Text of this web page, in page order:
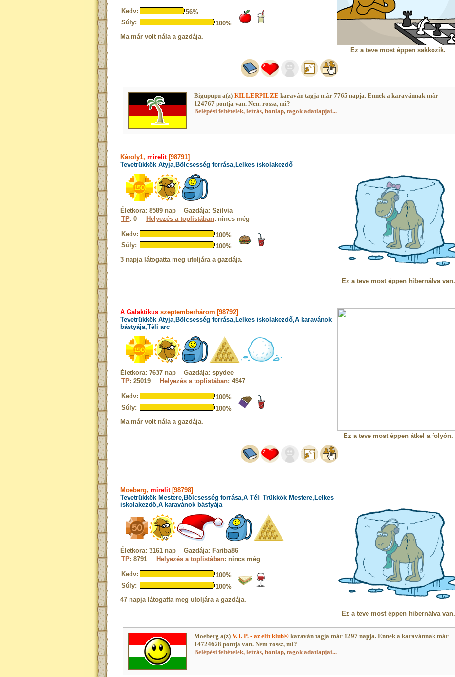
Kedv:
56%
Súly:
100%
Ma már volt nála a gazdája.
Ez a teve most éppen sakkozik.
Bigupupu a(z) KILLERPILZE karaván tagja már 7765 napja. Ennek a karavánnak már
124767 pontja van. Nem rossz, mi?
Belépési feltételek, leírás, honlap, tagok adatlapjai...
Károly1, mirelit[98791]
Tevetrükkök Atyja,Bölcsesség forrása,Lelkes iskolakezdő
Életkora: 8589 nap Gazdája: Szilvia
TP: 0 Helyezés a toplistában: nincs még
Kedv:
100%
Súly:
100%
3 napja látogatta meg utoljára a gazdája.
Ez a teve most éppen hibernálva van.
A Galaktikusszeptemberhárom [98792]
Tevetrükkök Atyja,Bölcsesség forrása,Lelkes iskolakezdő,A karavánok
bástyája,Téli arc
Életkora: 7637 nap Gazdája: spydee
TP: 25019 Helyezés a toplistában: 4947
Kedv:
100%
Súly:
100%
Ma már volt nála a gazdája.
Ez a teve most éppen átkel a folyón.
Moeberg, mirelit[98798]
Tevetrükkök Mestere,Bölcsesség forrása,A Téli Trükkök Mestere,Lelkes
iskolakezdő,A karavánok bástyája
Életkora: 3161 nap Gazdája: Fariba86
TP: 8791 Helyezés a toplistában: nincs még
Kedv:
100%
Súly:
100%
47 napja látogatta meg utoljára a gazdája.
Ez a teve most éppen hibernálva van.
Moeberg a(z) V. I. P. - az elit klub®karaván tagja már 1297 napja. Ennek a karavánnak már
14724628 pontja van. Nem rossz, mi?
Belépési feltételek, leírás, honlap, tagok adatlapjai...